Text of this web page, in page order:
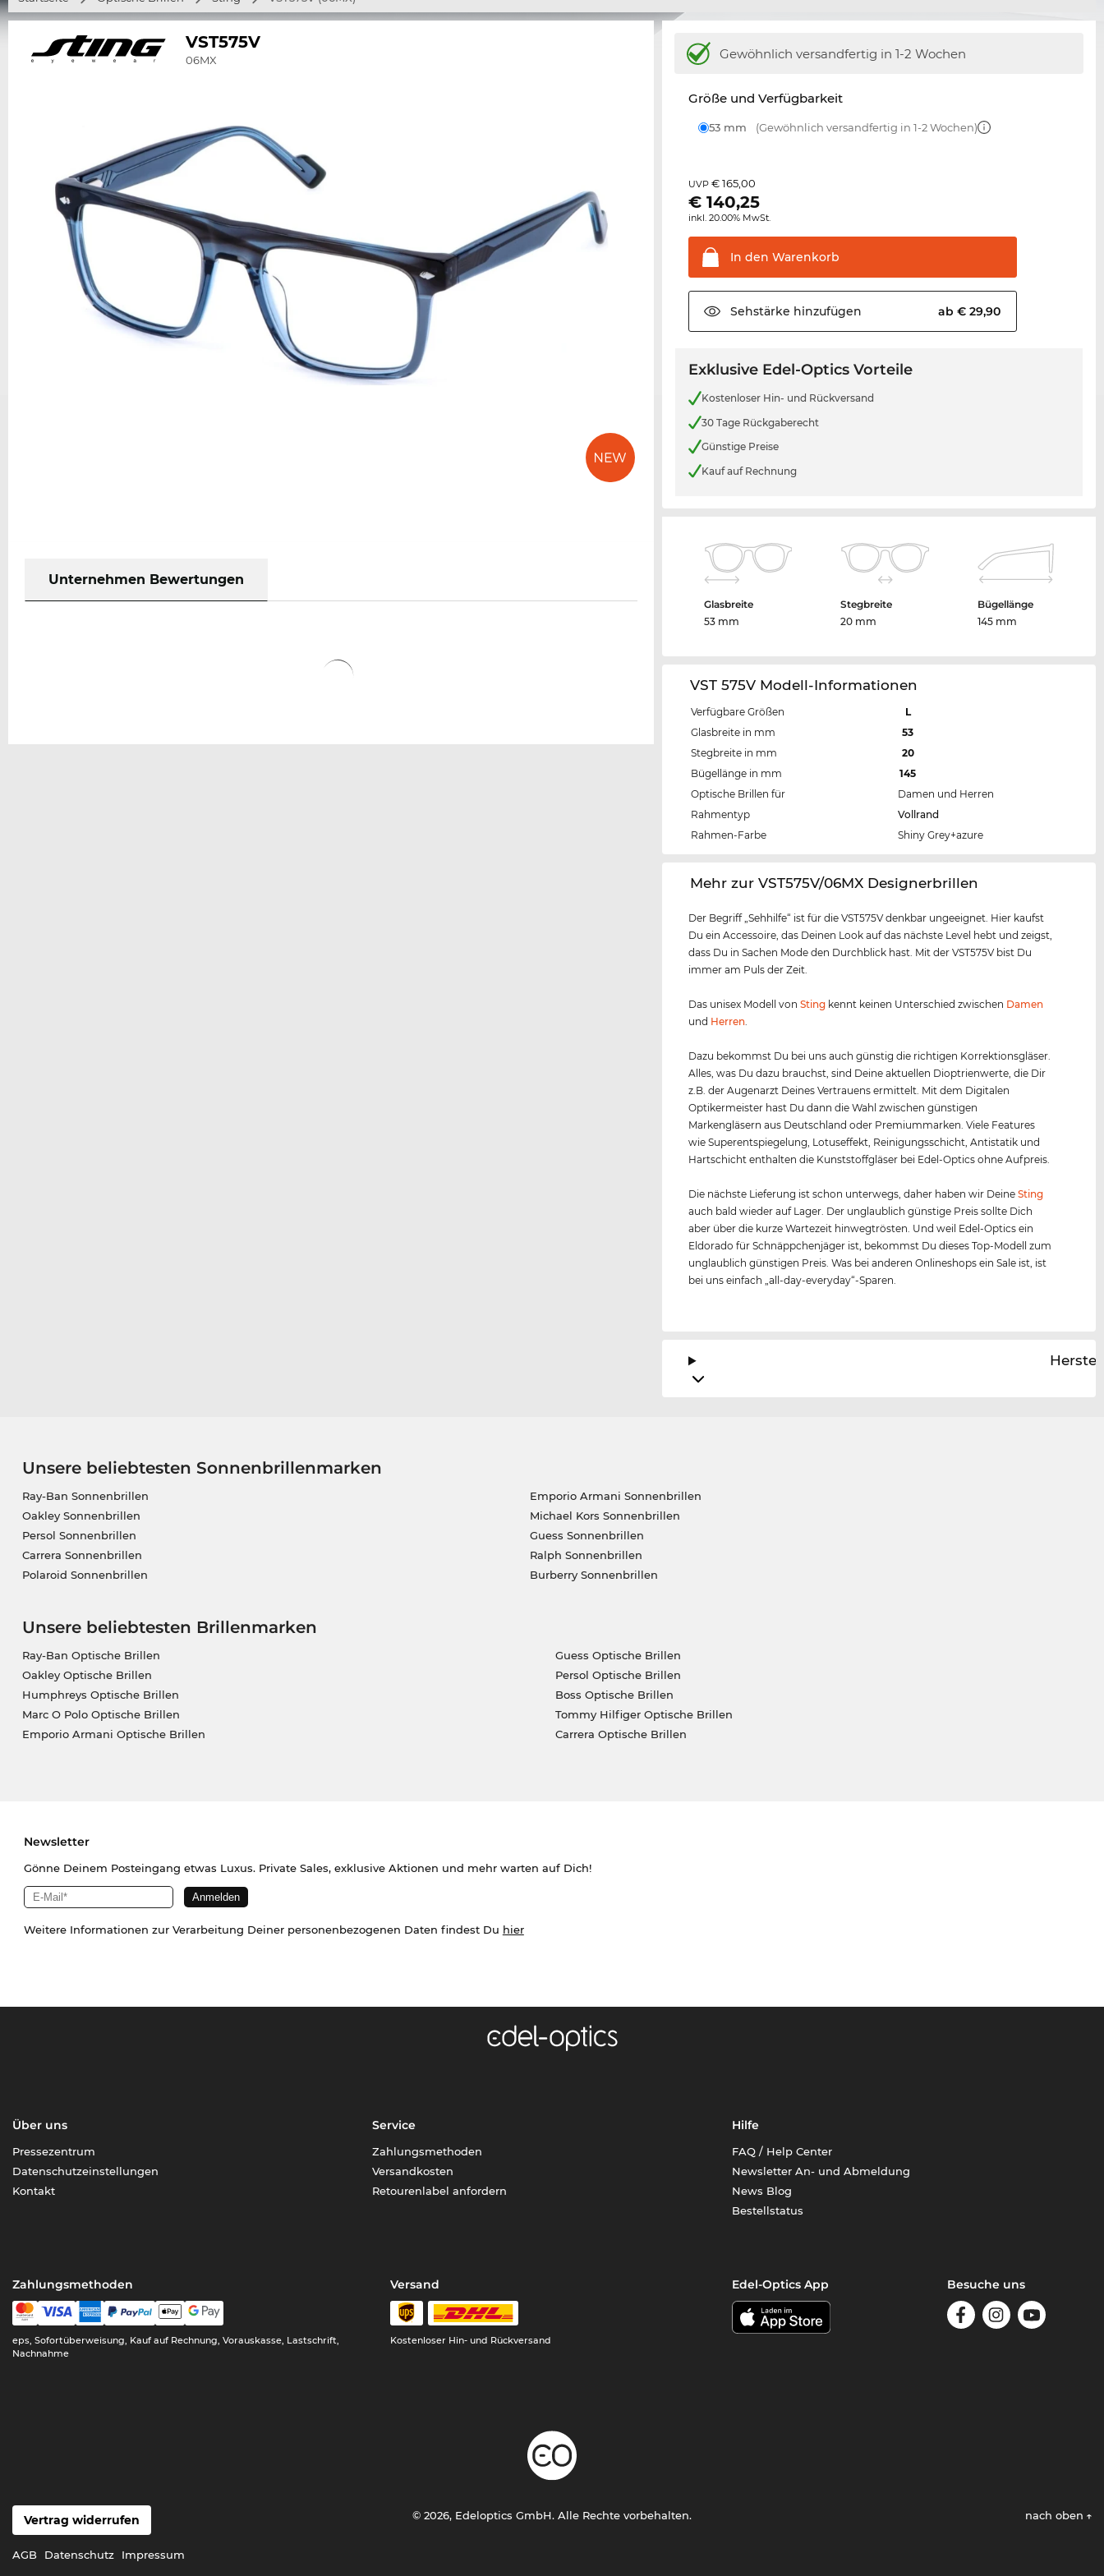
VST575V
06MX
Unternehmen Bewertungen
Gewöhnlich versandfertig in 1-2 Wochen
Größe und Verfügbarkeit
53 mm (Gewöhnlich versandfertig in 1-2 Wochen)
UVP€ 165,00
€140,25
inkl. 20.00% MwSt.
In den Warenkorb
Sehstärke hinzufügen ab € 29,90
Exklusive Edel-Optics Vorteile
Kostenloser Hin- und Rückversand
30 Tage Rückgaberecht
Günstige Preise
Kauf auf Rechnung
Glasbreite
53 mm
Stegbreite
20 mm
Bügellänge
145 mm
VST 575V Modell-Informationen
Verfügbare Größen
L
Glasbreite in mm
53
Stegbreite in mm
20
Bügellänge in mm
145
Optische Brillen für
Damen und Herren
Rahmentyp
Vollrand
Rahmen-Farbe
Shiny Grey+azure
‌Mehr zur VST575V/06MX Designerbrillen
Der Begriff „Sehhilfe“ ist für die VST575V denkbar ungeeignet. Hier kaufst
Du ein Accessoire, das Deinen Look auf das nächste Level hebt und zeigst,
dass Du in Sachen Mode den Durchblick hast. Mit der VST575V bist Du
immer am Puls der Zeit.
Das unisex Modell vonSting kennt keinen Unterschied zwischen Damen
und Herren.
Dazu bekommst Du bei uns auch günstig die richtigen Korrektionsgläser.
Alles, was Du dazu brauchst, sind Deine aktuellen Dioptrienwerte, die Dir
z.B. der Augenarzt Deines Vertrauens ermittelt. Mit dem Digitalen
Optikermeister hast Du dann die Wahl zwischen günstigen
Markengläsern aus Deutschland oder Premiummarken. Viele Features
wie Superentspiegelung, Lotuseffekt, Reinigungsschicht, Antistatik und
Hartschicht enthalten die Kunststoffgläser bei Edel-Optics ohne Aufpreis.
Die nächste Lieferung ist schon unterwegs, daher haben wir DeineSting
auch bald wieder auf Lager. Der unglaublich günstige Preis sollte Dich
aber über die kurze Wartezeit hinwegtrösten. Und weil Edel-Optics ein
Eldorado für Schnäppchenjäger ist, bekommst Du dieses Top-Modell zum
unglaublich günstigen Preis. Was bei anderen Onlineshops ein Sale ist, ist
bei uns einfach „all-day-everyday“-Sparen.
Unsere beliebtesten Sonnenbrillenmarken
Ray-Ban Sonnenbrillen
Oakley Sonnenbrillen
Persol Sonnenbrillen
Carrera Sonnenbrillen
Polaroid Sonnenbrillen
Emporio Armani Sonnenbrillen
Michael Kors Sonnenbrillen
Guess Sonnenbrillen
Ralph Sonnenbrillen
Burberry Sonnenbrillen
Unsere beliebtesten Brillenmarken
Ray-Ban Optische Brillen
Oakley Optische Brillen
Humphreys Optische Brillen
Marc O Polo Optische Brillen
Emporio Armani Optische Brillen
Guess Optische Brillen
Persol Optische Brillen
Boss Optische Brillen
Tommy Hilfiger Optische Brillen
Carrera Optische Brillen
Newsletter
Gönne Deinem Posteingang etwas Luxus. Private Sales, exklusive Aktionen und mehr warten auf Dich!
Weitere Informationen zur Verarbeitung Deiner personenbezogenen Daten findest Du hier
Über uns
Pressezentrum
Datenschutzeinstellungen
Kontakt
Service
Zahlungsmethoden
Versandkosten
Retourenlabel anfordern
Hilfe
FAQ / Help Center
Newsletter An- und Abmeldung
News Blog
Bestellstatus
Zahlungsmethoden
eps, Sofortüberweisung, Kauf auf Rechnung, Vorauskasse, Lastschrift,
Nachnahme
Versand
Kostenloser Hin- und Rückversand
Edel-Optics App Besuche uns
Vertrag widerrufen
AGB Datenschutz Impressum
© 2026, Edeloptics GmbH. Alle Rechte vorbehalten. nach oben